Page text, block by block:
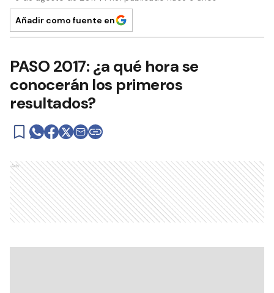
Añadir como fuente en
PASO 2017: ¿a qué hora se
conocerán los primeros
resultados?
Ads